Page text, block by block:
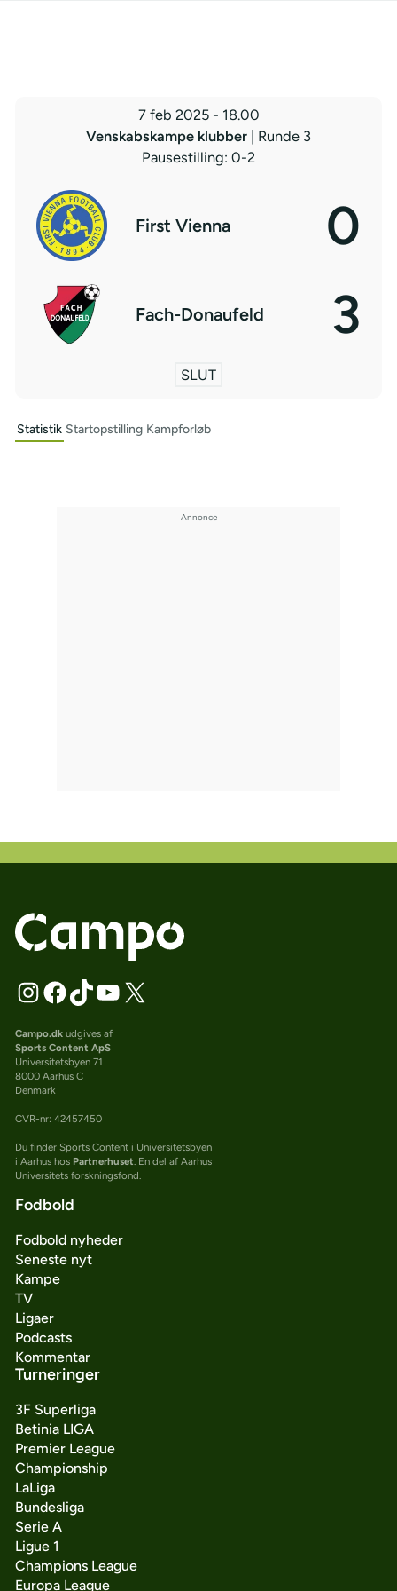
7 feb 2025 - 18.00
Venskabskampe klubber
| Runde 3
Pausestilling: 0-2
First Vienna 0
Fach-Donaufeld 3
SLUT
Statistik Startopstilling Kampforløb
Campo.dkudgives af
Sports Content ApS
Universitetsbyen 71
8000 Aarhus C
Denmark
CVR-nr: 42457450
Du finder Sports Content i Universitetsbyen
i Aarhus hos Partnerhuset. En del af Aarhus
Universitets forskningsfond.
Fodbold
Fodbold nyheder
Seneste nyt
Kampe
TV
Ligaer
Podcasts
Kommentar
Turneringer
3F Superliga
Betinia LIGA
Premier League
Championship
LaLiga
Bundesliga
Serie A
Ligue 1
Champions League
Europa League